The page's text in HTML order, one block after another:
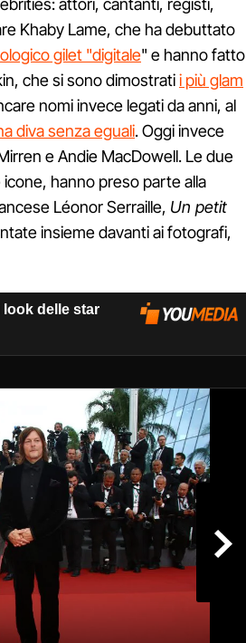
attori, cantanti, registi,
Khaby Lame, che ha debuttato
gilet "digitale" e hanno fatto
che si sono dimostratii più glam
nomi invece legati da anni, al
diva senza eguali. Oggi invece
e Andie MacDowell. Le due
hanno preso parte alla
Léonor Serraille, Un petit
insieme davanti ai fotografi,